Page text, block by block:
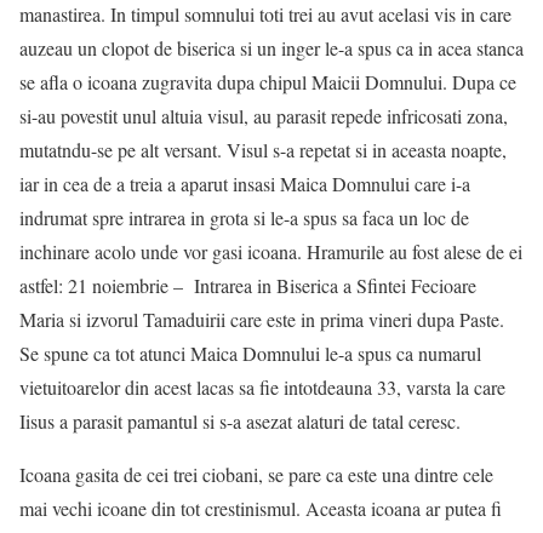
manastirea. In timpul somnului toti trei au avut acelasi vis in care
auzeau un clopot de biserica si un inger le-a spus ca in acea stanca
se afla o icoana zugravita dupa chipul Maicii Domnului. Dupa ce
si-au povestit unul altuia visul, au parasit repede infricosati zona,
mutatndu-se pe alt versant. Visul s-a repetat si in aceasta noapte,
iar in cea de a treia a aparut insasi Maica Domnului care i-a
indrumat spre intrarea in grota si le-a spus sa faca un loc de
inchinare acolo unde vor gasi icoana. Hramurile au fost alese de ei
astfel: 21 noiembrie – Intrarea in Biserica a Sfintei Fecioare
Maria si izvorul Tamaduirii care este in prima vineri dupa Paste.
Se spune ca tot atunci Maica Domnului le-a spus ca numarul
vietuitoarelor din acest lacas sa fie intotdeauna 33, varsta la care
Iisus a parasit pamantul si s-a asezat alaturi de tatal ceresc.
Icoana gasita de cei trei ciobani, se pare ca este una dintre cele
mai vechi icoane din tot crestinismul. Aceasta icoana ar putea fi